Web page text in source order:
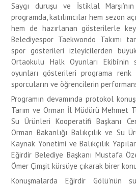
Saygı duruşu ve İstiklal
programda, katılımcılar hem sezon
hem de hazırlanan gösterilerle
Belediyespor Taekwondo Takımı
spor gösterileri izleyicilerden
Ortaokulu Halk Oyunları
oyunları gösterileri programa renk
sporcuların ve öğrencilerin
Programın devamında protokol
Tarım ve Orman İl Müdürü Mehmet
Su Ürünleri Kooperatifi Başkanı
Orman Bakanlığı Balıkçılık ve Su
Kaynak Yönetimi ve Balıkçılık
Eğirdir Belediye Başkanı Mustafa
Ömer Çimşit kürsüye çıkarak birer
Konuşmalarda Eğirdir Gölü’nün